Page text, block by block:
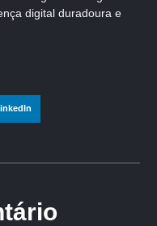
digital duradoura e